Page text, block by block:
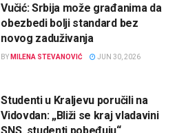
Vučić: Srbija može građanima da
obezbedi bolji standard bez
novog zaduživanja
BY MILENA STEVANOVIĆ JUN 30, 2026
Studenti u Kraljevu poručili na
Vidovdan: „Bliži se kraj vladavini